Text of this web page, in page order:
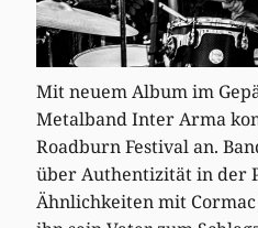
Mit neuem Album im
Metalband Inter Arma
Roadburn Festival an.
über Authentizität in der
Ähnlichkeiten mit